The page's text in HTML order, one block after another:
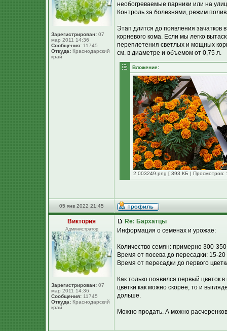
Зарегистрирован: 07
мар 2011 14:36
Сообщения: 11745
Откуда: Краснодарский
край
необогреваемые парники или на
Контроль за болезнями, режим
Этап длится до появления зачатков
корневого кома. Если мы легко
переплетения светлых и мощных
см. в диаметре и объемом от 0,75 л.
Вложение:
2 003249.png [ 393 КБ | Просмотров:
05 янв 2022 21:45
Виктория
Администратор
Зарегистрирован: 07
мар 2011 14:36
Сообщения: 11745
Откуда: Краснодарский
край
Re: Бархатцы
Информация о семенах и урожае:
Количество семян: примерно 300-
Время от посева до пересадки: 15-
Время от пересадки до первого
Как только появился первый цветок
цветки как можно скорее, то и
дольше.
Можно продать. А можно